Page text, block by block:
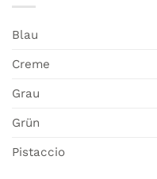
Blau
Creme
Grau
Grün
Pistaccio